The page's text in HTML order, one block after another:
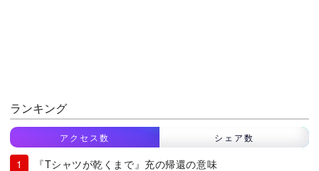
ランキング
アクセス数 シェア数
『Tシャツが乾くまで』充の帰還の意味